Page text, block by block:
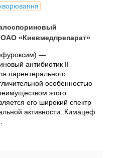
ОАО «Киевмедпрепарат»
—
антибиотик ІІ
парентерального
особенностью
этого
его широкий спектр
активности. Кимацеф